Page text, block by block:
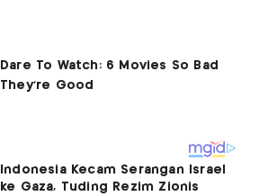
Indonesia Kecam Serangan Israel
ke Gaza, Tuding Rezim Zionis